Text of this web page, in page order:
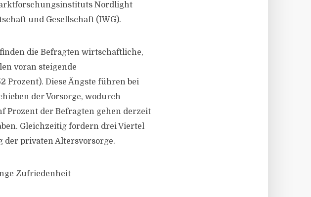
Nordlight
und Gesellschaft (IWG).
die Befragten wirtschaftliche,
voran steigende
Prozent). Diese Ängste führen bei
der Vorsorge, wodurch
Prozent der Befragten gehen derzeit
Gleichzeitig fordern drei Viertel
der privaten Altersvorsorge.
Zufriedenheit